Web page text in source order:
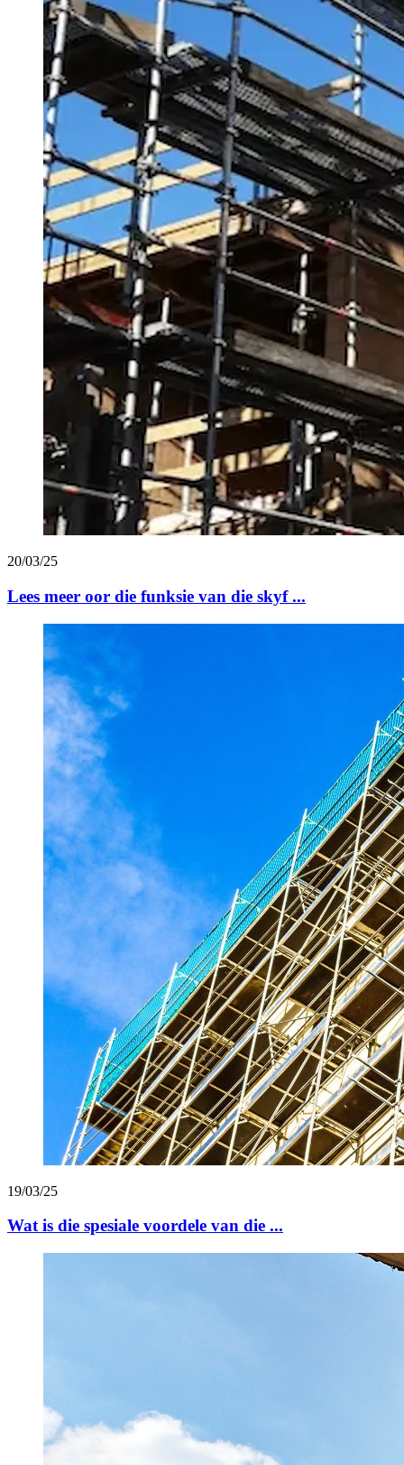
20/03/25
Lees meer oor die funksie van die skyf ...
19/03/25
Wat is die spesiale voordele van die ...